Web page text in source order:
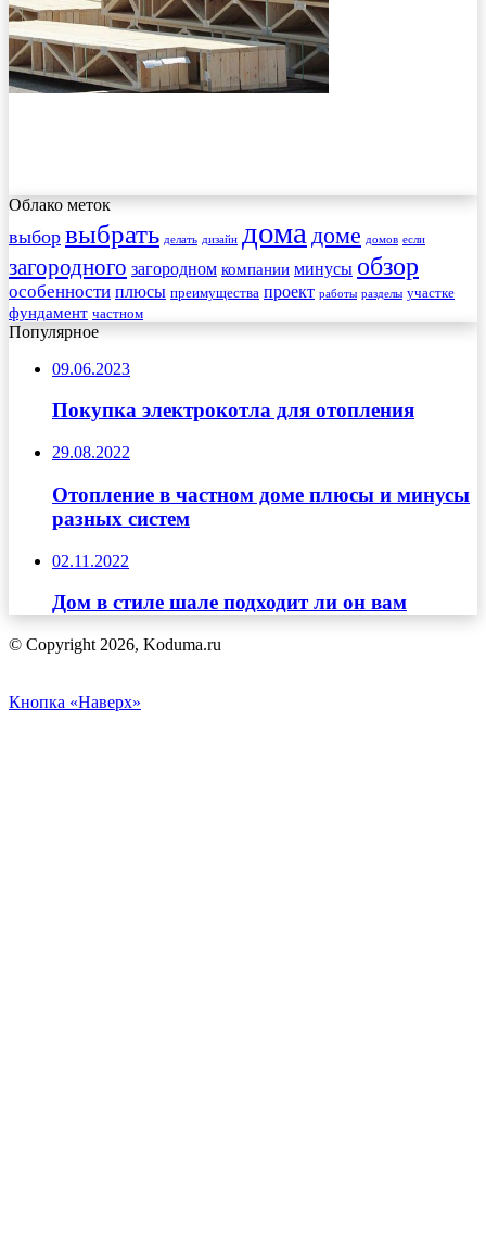
Облако меток
выбор выбрать делать дизайн дома доме домов если
загородного загородном компании минусы обзор
особенности плюсы преимущества проект работы разделы участке
фундамент частном
Популярное
09.06.2023
Покупка электрокотла для отопления
29.08.2022
Отопление в частном доме плюсы и минусы
разных систем
02.11.2022
Дом в стиле шале подходит ли он вам
© Copyright 2026, Koduma.ru
Кнопка «Наверх»